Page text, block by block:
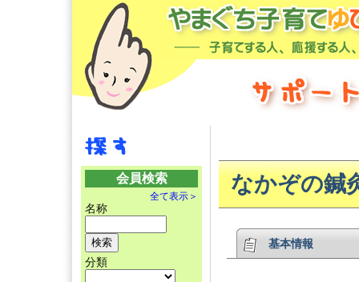
会員検索
全て表示＞
名称
分類
なかぞの鍼
基本情報